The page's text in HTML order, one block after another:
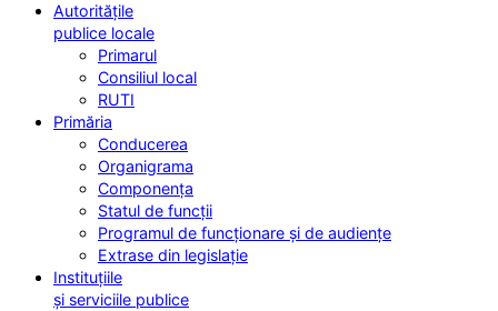
Autoritățile
publice locale
Primarul
Consiliul local
RUTI
Primăria
Conducerea
Organigrama
Componența
Statul de funcții
Programul de funcționare și de audiențe
Extrase din legislație
Instituțiile
și serviciile publice